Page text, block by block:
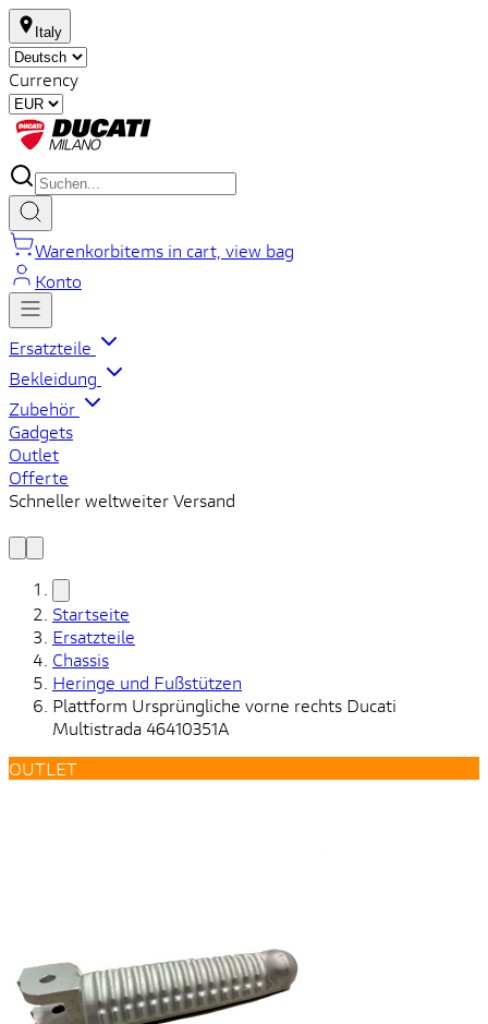
Italy
Currency
Warenkorbitems in cart, view bag
Konto
Ersatzteile
Bekleidung
Zubehör
Gadgets
Outlet
Offerte
Schneller weltweiter Versand
Startseite
Ersatzteile
Chassis
Heringe und Fußstützen
Plattform Ursprüngliche vorne rechts Ducati
Multistrada 46410351A
OUTLET